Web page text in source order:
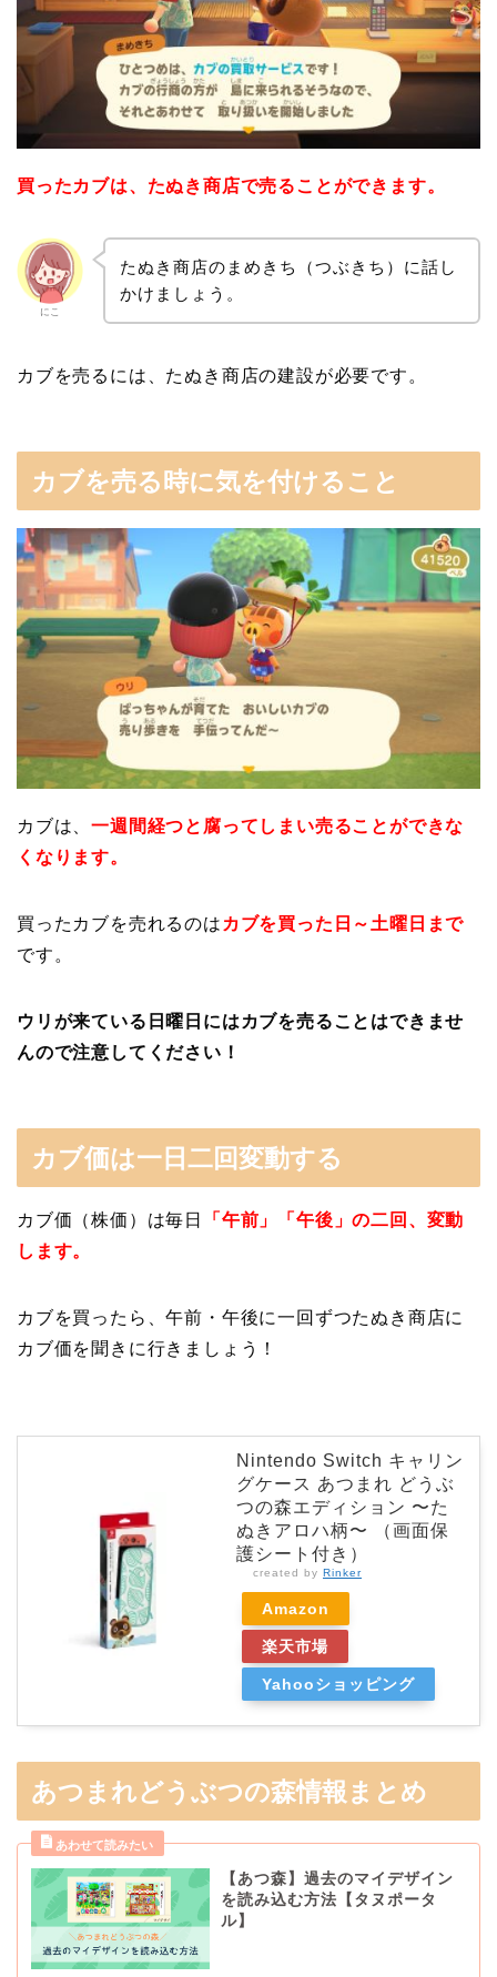
買ったカブは、たぬき商店で売ることができます。
にこ
たぬき商店のまめきち（つぶきち）に話し
かけましょう。
カブを売るには、たぬき商店の建設が必要です。
カブを売る時に気を付けること
カブは、一週間経つと腐ってしまい売ることができな
くなります。
買ったカブを売れるのは カブを買った日～土曜日まで
です。
ウリが来ている日曜日にはカブを売ることはできませ
んので注意してください！
カブ価は一日二回変動する
カブ価（株価）は毎日
「午前」「午後」の二回、変動
します。
カブを買ったら、午前・午後に一回ずつたぬき商店に
カブ価を聞きに行きましょう！
Nintendo Switch キャリン
グケース あつまれ どうぶ
つの森エディション 〜た
ぬきアロハ柄〜 （画面保
護シート付き）
created by Rinker
Amazon
楽天市場
Yahooショッピング
あつまれどうぶつの森情報まとめ
【あつ森】過去のマイデザイン
を読み込む方法【タヌポータ
ル】